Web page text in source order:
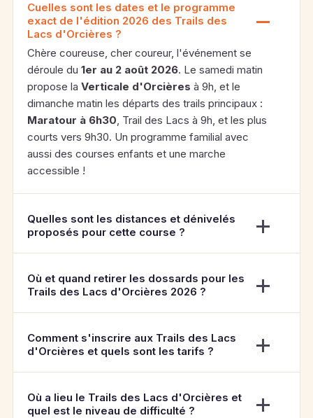
Cuelles sont les dates et le programme
exact de l'édition 2026 des Trails des
Lacs d'Orcières ?
Chère coureuse, cher coureur, l'événement se
déroule du 1er au 2 août 2026. Le samedi matin
propose la Verticale d'Orcières à 9h, et le
dimanche matin les départs des trails principaux :
Maratour à 6h30, Trail des Lacs à 9h, et les plus
courts vers 9h30. Un programme familial avec
aussi des courses enfants et une marche
accessible !
Quelles sont les distances et dénivelés
proposés pour cette course ?
Où et quand retirer les dossards pour les
Trails des Lacs d'Orcières 2026 ?
Comment s'inscrire aux Trails des Lacs
d'Orcières et quels sont les tarifs ?
Où a lieu le Trails des Lacs d'Orcières et
quel est le niveau de difficulté ?